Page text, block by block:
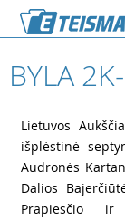
BYLA
Lietuvos
išplėstinė
Audronės
Dalios
Prapiesčio ir